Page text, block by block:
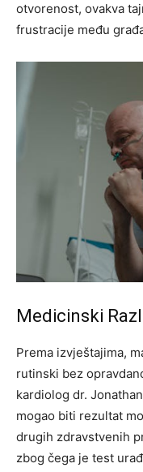
otvorenost, ovakva
frustracije među
Medicinski
Prema izvještajima,
rutinski bez
kardiolog dr.
mogao biti rezultat
drugih zdravstvenih
zbog čega je test